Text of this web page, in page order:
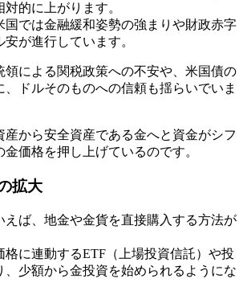
的に上がります。
国では金融緩和姿勢の強まりや財政赤字
が進行しています。
領による関税政策への不安や、米国債の
ドルそのものへの信頼も揺らいでいま
産から安全資産である金へと資金がシフ
金価格を押し上げているのです。
拡大
えば、地金や金貨を直接購入する方法が
格に連動するETF（上場投資信託）や投
、少額から金投資を始められるようにな